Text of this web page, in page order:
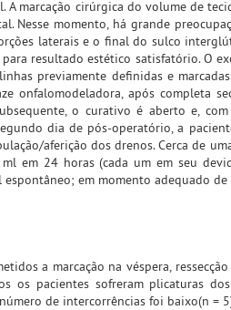
A marcação cirúrgica do volume de
Nesse momento, há grande
laterais e o final do sulco
para resultado estético satisfatório. O
previamente definidas e
onfalomodeladora, após completa
o curativo é aberto e,
dia de pós-operatório, a
aferição dos drenos. Cerca de
em 24 horas (cada um em seu
em momento adequado
a marcação na véspera,
os pacientes sofreram plicaturas
de intercorrências foi baixo(n =